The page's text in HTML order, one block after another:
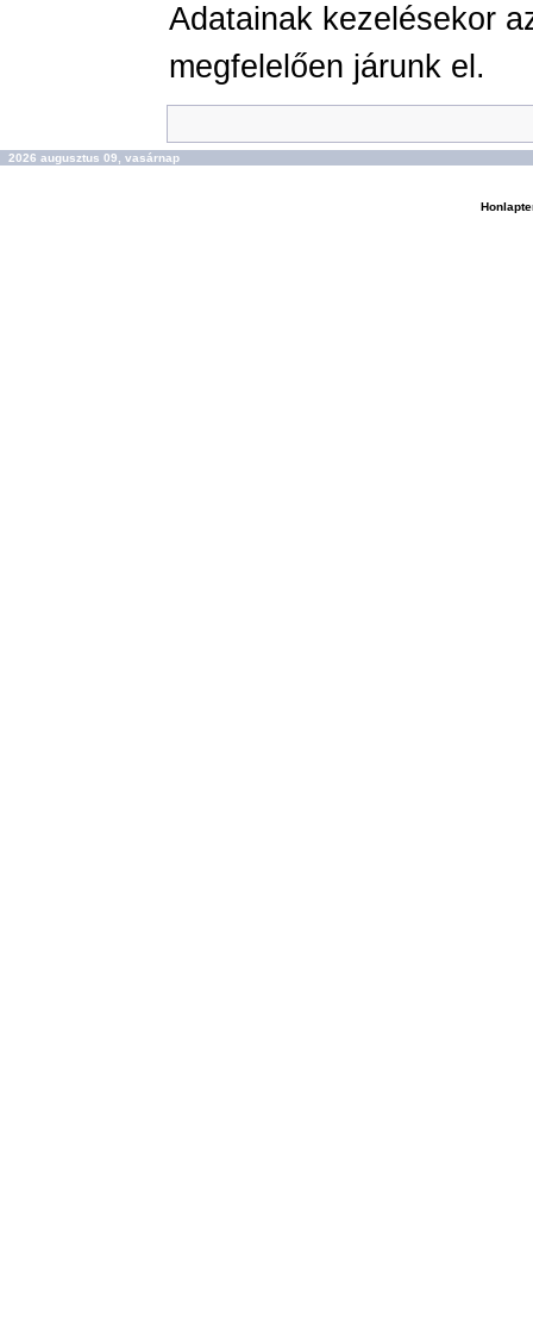
Adatainak kezelésekor
megfelelően járunk el.
2026 augusztus 09, vasárnap